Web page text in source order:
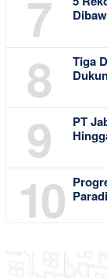
7
8
Tiga
9
PT
10